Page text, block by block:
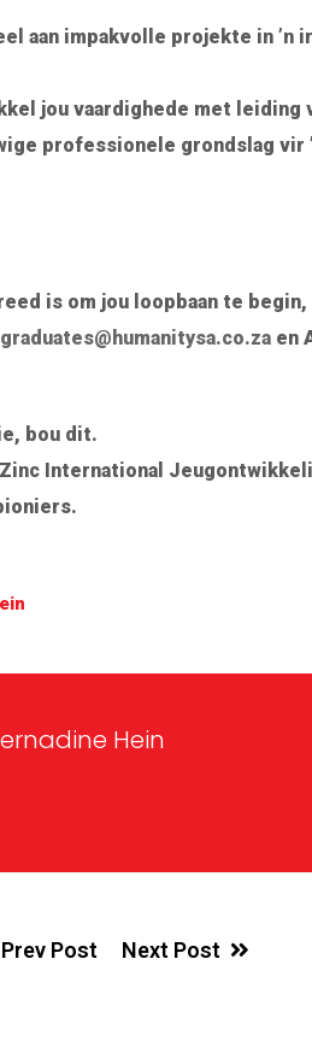
aan impakvolle projekte in ’n
jou vaardighede met leiding
professionele grondslag vir
is om jou loopbaan te begin,
graduates@humanitysa.co.za en
bou dit.
International
Hein
Prev Post Next Post